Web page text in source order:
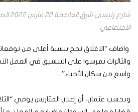
شارع
الاجتماعي
واضاف “الاغلاق نجح بنسبة أعلى من
والثائرات تمرسوا على التنسيق في العمل
واسع من سكان الأحياء” .
‏وبحسب عثمان، أن إعلان المتاريس يومي